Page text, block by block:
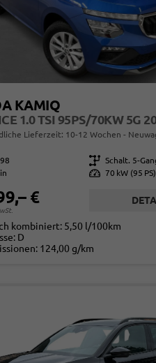
KAMIQ
1.0 TSI 95PS/70KW 5G
Lieferzeit: 10-12 Wochen
Getriebe Schalt. 5-
Leistung 70 kW (95 PS)
€
kombiniert: 5,50 l/100km
D
124,00 g/km